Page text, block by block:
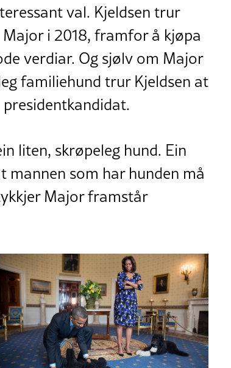
val. Kjeldsen trur
i 2018, framfor å kjøpa
verdiar. Og sjølv om Major
familiehund trur Kjeldsen at
liten, skrøpeleg hund. Ein
som har hunden må
Major framstår